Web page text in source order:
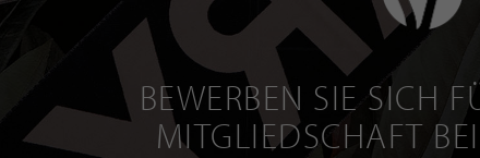
BEWERBEN SIE SICH
MITGLIEDSCHAFT